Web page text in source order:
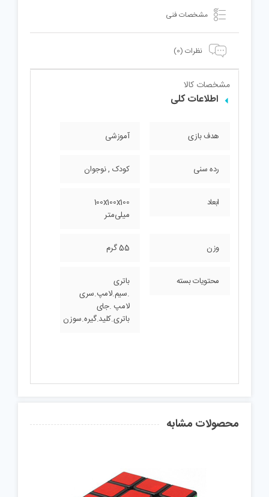
مشخصات فنی
نظرات (0)
مشخصات کالا
اطلاعات کلی
هدف بازی آموزشی
رده سنی کودک , نوجوان
ابعاد
100x100x100
میلی‌متر
وزن 55 گرم
محتویات بسته
باتری
.سیم.لامپ.سری
لامپ .جای
باتری.کلید.گیره.سوزن
محصولات مشابه